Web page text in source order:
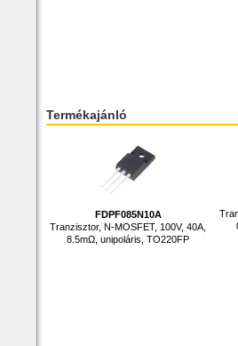
Termékajánló
FDPF085N10A
Tranzisztor, N-MOSFET, 100V, 40A,
8.5mΩ, unipoláris, TO220FP